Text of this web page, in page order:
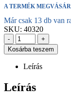
A TERMÉK
Már csak 13 db van
SKU: 40320
-
+
Kosárba teszem
Leírás
Leírás